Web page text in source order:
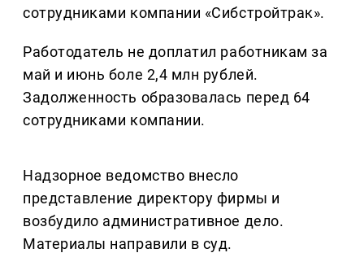
сотрудниками компании «Сибстройтрак».
Работодатель не доплатил работникам за
май и июнь боле 2,4 млн рублей.
Задолженность образовалась перед 64
сотрудниками компании.
Надзорное ведомство внесло
представление директору фирмы и
возбудило административное дело.
Материалы направили в суд.